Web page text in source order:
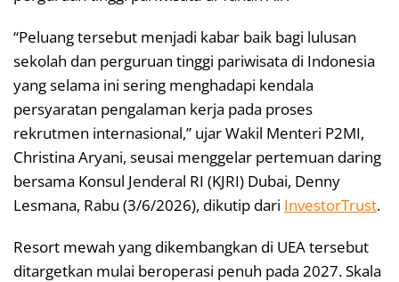
“Peluang tersebut menjadi kabar baik bagi lulusan
sekolah dan perguruan tinggi pariwisata di Indonesia
yang selama ini sering menghadapi kendala
persyaratan pengalaman kerja pada proses
rekrutmen internasional,” ujar Wakil Menteri P2MI,
Christina Aryani, seusai menggelar pertemuan daring
bersama Konsul Jenderal RI (KJRI) Dubai, Denny
Lesmana, Rabu (3/6/2026), dikutip dari InvestorTrust.
Resort mewah yang dikembangkan di UEA tersebut
ditargetkan mulai beroperasi penuh pada 2027. Skala